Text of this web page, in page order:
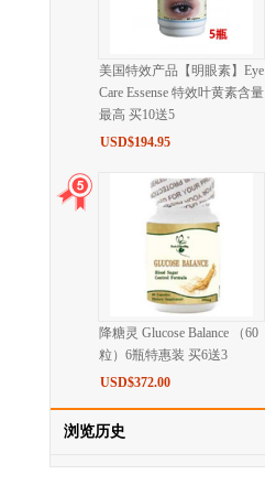
美国特效产品【明眼素】Eye
Care Essense 特效叶黄素含量
最高 买10送5
USD$194.95
降糖灵 Glucose Balance （60
粒）6瓶特惠装 买6送3
USD$372.00
浏览历史